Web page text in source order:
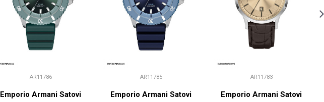
AR11786
Emporio Armani Satovi
AR11785
Emporio Armani Satovi
AR11783
Emporio Armani Satovi